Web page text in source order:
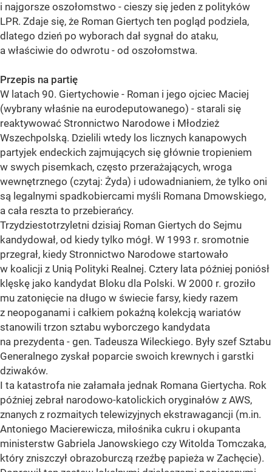
i najgorsze oszołomstwo - cieszy się jeden z polityków
LPR. Zdaje się, że Roman Giertych ten pogląd podziela,
dlatego dzień po wyborach dał sygnał do ataku,
a właściwie do odwrotu - od oszołomstwa.
Przepis na partię
W latach 90. Giertychowie - Roman i jego ojciec Maciej
(wybrany właśnie na eurodeputowanego) - starali się
reaktywować Stronnictwo Narodowe i Młodzież
Wszechpolską. Dzielili wtedy los licznych kanapowych
partyjek endeckich zajmujących się głównie tropieniem
w swych pisemkach, często przerażających, wroga
wewnętrznego (czytaj: Żyda) i udowadnianiem, że tylko oni
są legalnymi spadkobiercami myśli Romana Dmowskiego,
a cała reszta to przebierańcy.
Trzydziestotrzyletni dzisiaj Roman Giertych do Sejmu
kandydował, od kiedy tylko mógł. W 1993 r. sromotnie
przegrał, kiedy Stronnictwo Narodowe startowało
w koalicji z Unią Polityki Realnej. Cztery lata później poniósł
klęskę jako kandydat Bloku dla Polski. W 2000 r. groziło
mu zatonięcie na długo w świecie farsy, kiedy razem
z neopoganami i całkiem pokaźną kolekcją wariatów
stanowili trzon sztabu wyborczego kandydata
na prezydenta - gen. Tadeusza Wileckiego. Były szef Sztabu
Generalnego zyskał poparcie swoich krewnych i garstki
dziwaków.
I ta katastrofa nie załamała jednak Romana Giertycha. Rok
później zebrał narodowo-katolickich oryginałów z AWS,
znanych z rozmaitych telewizyjnych ekstrawagancji (m.in.
Antoniego Macierewicza, miłośnika cukru i okupanta
ministerstw Gabriela Janowskiego czy Witolda Tomczaka,
który zniszczył obrazoburczą rzeźbę papieża w Zachęcie).